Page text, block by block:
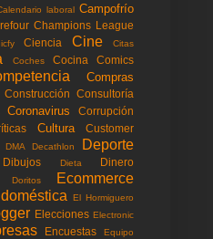
laboral Campofrío
Champions League
Ciencia Cine Citas
Coches Cocina Comics
Compras
Construcción Consultoría
Coronavirus Corrupción
Cultura
Customer
DMA Decathlon Deporte
Dibujos Dieta Dinero
Doritos Ecommerce
El Hormiguero
Elecciones Electronic
Encuestas Equipo